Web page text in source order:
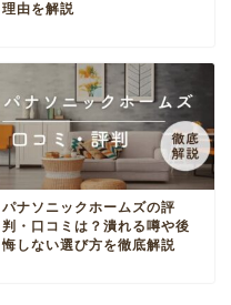
理由を解説
パナソニックホームズの評
判・口コミは？潰れる噂や後
悔しない選び方を徹底解説